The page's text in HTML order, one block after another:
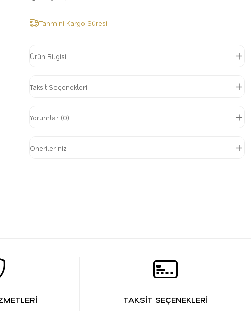
Tahmini Kargo Süresi :
Ürün Bilgisi
Taksit Seçenekleri
Yorumlar (0)
Önerileriniz
TAKSİT SEÇENEKLERİ